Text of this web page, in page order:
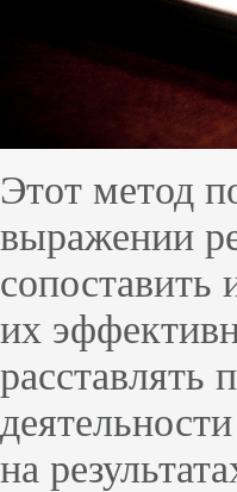
Этот метод
выражении
сопоставить
их
расставлять
на